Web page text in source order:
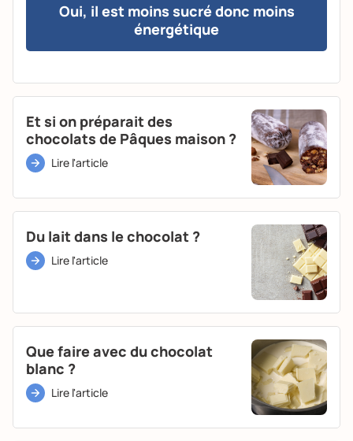
Oui, il est moins sucré donc moins
énergétique
Et si on préparait des
chocolats de Pâques maison ?
Lire l'article
Du lait dans le chocolat ?
Lire l'article
Que faire avec du chocolat
blanc ?
Lire l'article